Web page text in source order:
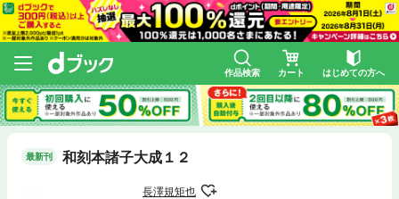
作品検索 カート はじめての方へ
最新刊 和刻本諸子大成１２
長澤規矩也